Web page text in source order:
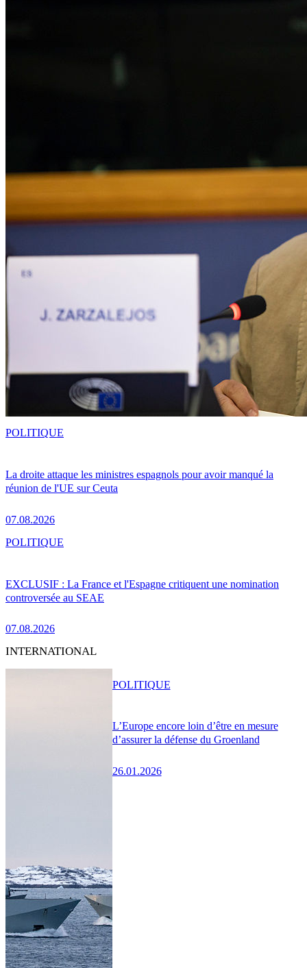
La droite attaque les ministres espagnols pour avoir manqué la
réunion de l'UE sur Ceuta
07.08.2026
POLITIQUE
EXCLUSIF : La France et l'Espagne critiquent une nomination
controversée au SEAE
07.08.2026
POLITIQUE
INTERNATIONAL
L’Europe encore loin d’être en mesure
d’assurer la défense du Groenland
26.01.2026
POLITIQUE